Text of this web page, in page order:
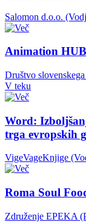
Salomon d.o.o.
Animation
Društvo
V teku
Word:
trga evropskih
VigeVageKnjige
Roma Soul
Združenje EPEKA